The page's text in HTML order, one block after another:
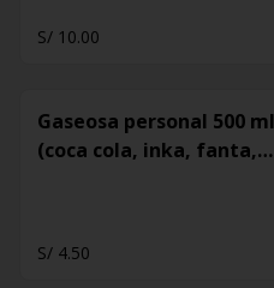
S/ 10.00
Gaseosa personal 500 ml
(coca cola, inka, fanta,
S/ 4.50